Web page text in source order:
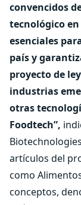
convencidos
tecnológico
esenciales
país y
proyecto de
industrias
otras
Foodtech”,
artículos del
como
conceptos,